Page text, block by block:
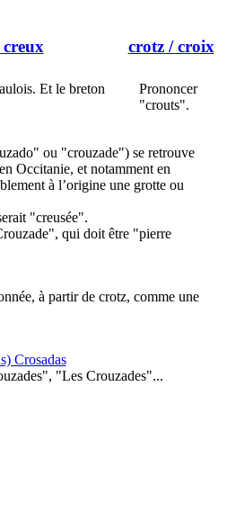
Et le breton
crotz/ croix
Prononcer
"crouts".
ou "crouzade") se retrouve
Occitanie, et notamment en
à l’origine une grotte ou
"creusée".
qui doit être "pierre
à partir de crotz, comme une
Crosadas
"Les Crouzades"...